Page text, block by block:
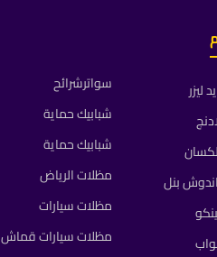
ليزر
بنل
سواترشرائح
شبابيك حماية
شبابيك حماية
مظلات الرياض
مظلات سيارات
مظلات سيارات قماش